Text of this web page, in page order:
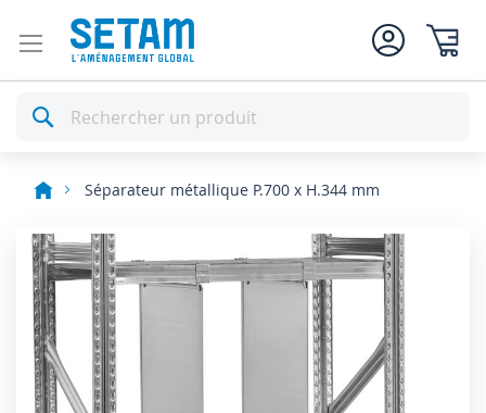
Rechercher
Séparateur métallique P.700 x H.344 mm
Skip
the
end
the
images
gallery